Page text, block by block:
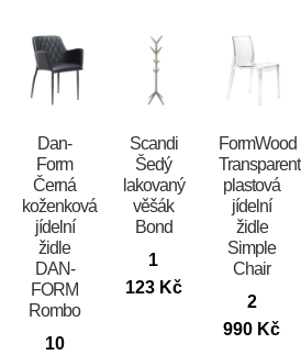
​​​​​Dan-
Form
Černá
koženková
jídelní
židle
DAN-
FORM
Rombo
10
Scandi
Šedý
lakovaný
věšák
Bond
1
123 Kč
FormWood
plastová
jídelní
židle
Simple
Chair
2
990 Kč